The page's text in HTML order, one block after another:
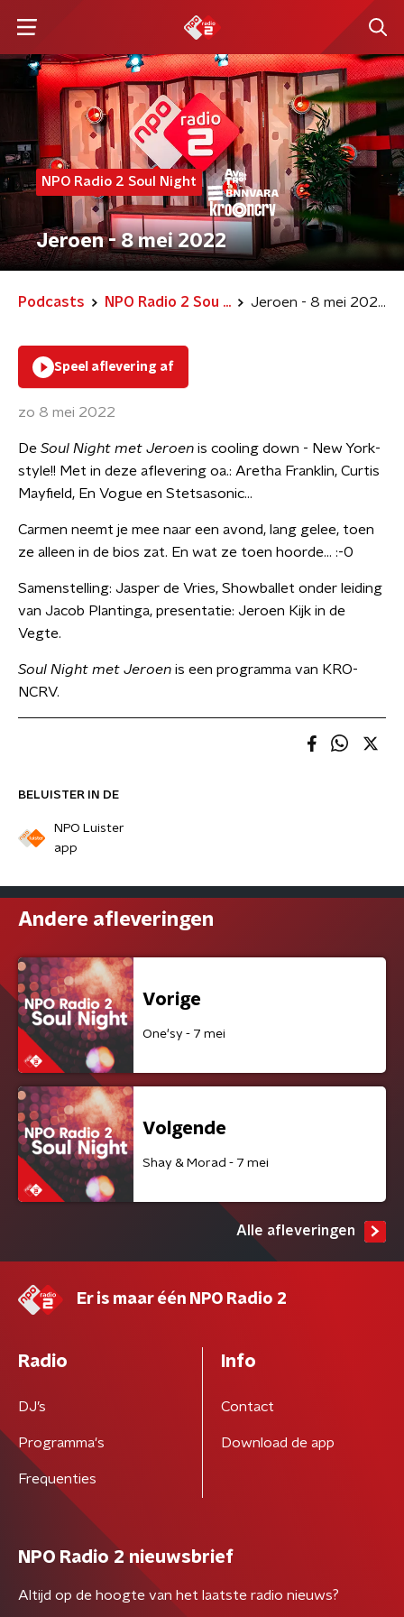
NPO Radio 2 Soul Night
Jeroen - 8 mei 2022
Podcasts NPO Radio 2 Sou ... Jeroen - 8 mei 2022
BELUISTER IN DE
NPO Luister
app
Speel aflevering af
zo 8 mei 2022
De Soul Night met Jeroen is cooling down - New York-
style!! Met in deze aflevering oa.: Aretha Franklin, Curtis
Mayfield, En Vogue en Stetsasonic...
Carmen neemt je mee naar een avond, lang gelee, toen
ze alleen in de bios zat. En wat ze toen hoorde... :-0
Samenstelling: Jasper de Vries, Showballet onder leiding
van Jacob Plantinga, presentatie: Jeroen Kijk in de
Vegte.
Soul Night met Jeroen is een programma van KRO-
NCRV.
Andere afleveringen
Vorige
One'sy - 7 mei
Volgende
Shay & Morad - 7 mei
Alle afleveringen
Er is maar één NPO Radio 2
Radio
DJ’s
Programma's
Frequenties
Info
Contact
Download de app
NPO Radio 2 nieuwsbrief
Altijd op de hoogte van het laatste radio nieuws?